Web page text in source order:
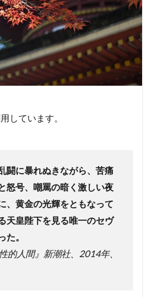
しています。
闘に暴れぬきながら、苦痛
怒号、嘲罵の暗く激しい夜
、黄金の光輝をともなって
天皇陛下を見る唯一のセヴ
た。
的人間』新潮社、2014年、